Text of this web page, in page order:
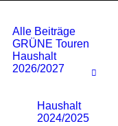
Alle Beiträge
GRÜNE Touren
Haushalt
2026/2027
Haushalt
2024/2025